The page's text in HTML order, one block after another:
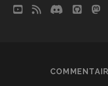
youtube
rss discord